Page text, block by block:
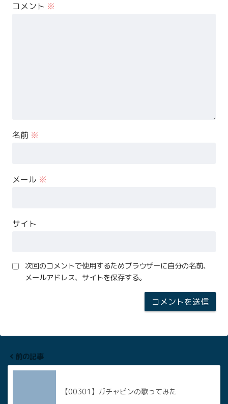
コメント ※
名前 ※
メール ※
サイト
次回のコメントで使用するためブラウザーに自分の名前、
メールアドレス、サイトを保存する。
前の記事
【00301】ガチャピンの歌ってみた